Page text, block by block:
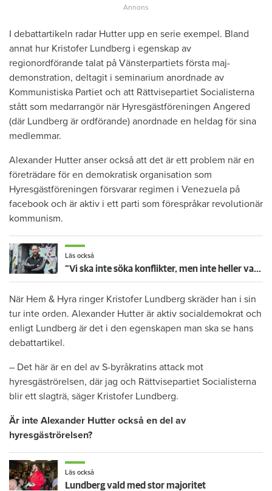
I debattartikeln radar Hutter upp en serie exempel. Bland
annat hur Kristofer Lundberg i egenskap av
regionordförande talat på Vänsterpartiets första maj-
demonstration, deltagit i seminarium anordnade av
Kommunistiska Partiet och att Rättvisepartiet Socialisterna
stått som medarrangör när Hyresgästföreningen Angered
(där Lundberg är ordförande) anordnade en heldag för sina
medlemmar.
Alexander Hutter anser också att det är ett problem när en
företrädare för en demokratisk organisation som
Hyresgästföreningen försvarar regimen i Venezuela på
facebook och är aktiv i ett parti som förespråkar revolutionär
kommunism.
Läs också
”Vi ska inte söka konflikter, men inte heller vara rädda för dem”
När Hem & Hyra ringer Kristofer Lundberg skräder han i sin
tur inte orden. Alexander Hutter är aktiv socialdemokrat och
enligt Lundberg är det i den egenskapen man ska se hans
debattartikel.
– Det här är en del av S-byråkratins attack mot
hyresgäströrelsen, där jag och Rättvisepartiet Socialisterna
blir ett slagträ, säger Kristofer Lundberg.
Är inte Alexander Hutter också en del av
hyresgäströrelsen?
Läs också
Lundberg vald med stor majoritet